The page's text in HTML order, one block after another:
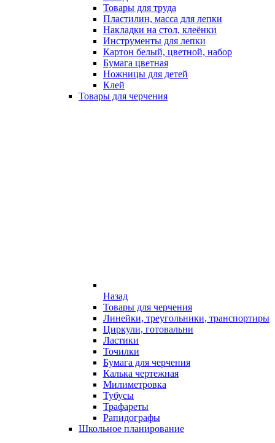
Товары для труда
Пластилин, масса для лепки
Накладки на стол, клеёнки
Инструменты для лепки
Картон белый, цветной, набор
Бумага цветная
Ножницы для детей
Клей
Товары для черчения
Назад
Товары для черчения
Линейки, треугольники, транспортиры
Циркули, готовальни
Ластики
Точилки
Бумага для черчения
Калька чертежная
Милиметровка
Тубусы
Трафареты
Рапидографы
Школьное планирование